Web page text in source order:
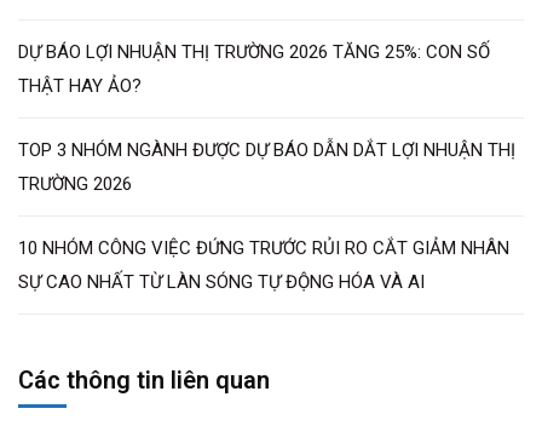
DỰ BÁO LỢI NHUẬN THỊ TRƯỜNG 2026 TĂNG 25%: CON SỐ
THẬT HAY ẢO?
TOP 3 NHÓM NGÀNH ĐƯỢC DỰ BÁO DẪN DẮT LỢI NHUẬN THỊ
TRƯỜNG 2026
10 NHÓM CÔNG VIỆC ĐỨNG TRƯỚC RỦI RO CẮT GIẢM NHÂN
SỰ CAO NHẤT TỪ LÀN SÓNG TỰ ĐỘNG HÓA VÀ AI
Các thông tin liên quan